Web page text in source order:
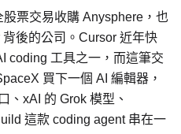
票交易收購 Anysphere，也
後的公司。Cursor 近年快
coding 工具之一，而這筆交
買下一個 AI 編輯器，
、xAI 的 Grok 模型、
這款 coding agent 串在一